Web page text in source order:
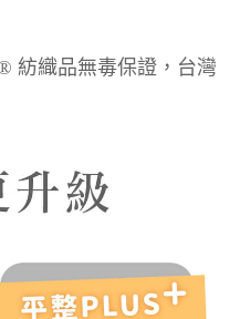
紡織品無毒保證，台灣